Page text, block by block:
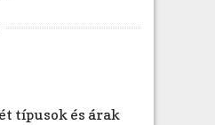
típusok és árak